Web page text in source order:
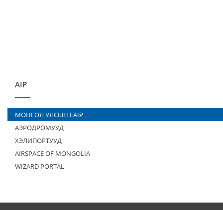
AIP
МОНГОЛ УЛСЫН EAIP
АЭРОДРОМУУД
ХЭЛИПОРТУУД
AIRSPACE OF MONGOLIA
WIZARD PORTAL